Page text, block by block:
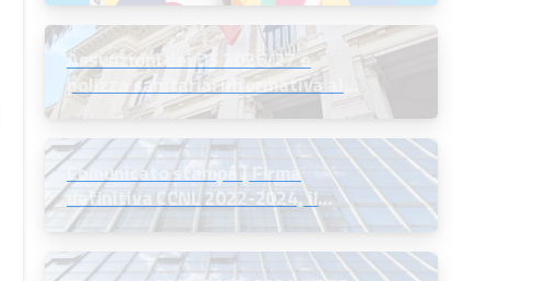
Assunzioni dei DS 2026/27 e
polizza sanitaria: informativa al
Comunicato stampa | Firma
definitiva CCNL 2022-2024, il
commento del Presidente ANP